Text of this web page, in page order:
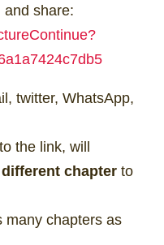
and share:
twitter, WhatsApp,
the link, will
different chapter to
many chapters as